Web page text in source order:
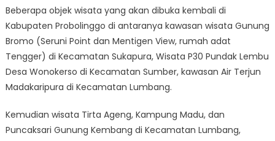
Beberapa objek wisata yang akan dibuka kembali di
Kabupaten Probolinggo di antaranya kawasan wisata Gunung
Bromo (Seruni Point dan Mentigen View, rumah adat
Tengger) di Kecamatan Sukapura, Wisata P30 Pundak Lembu
Desa Wonokerso di Kecamatan Sumber, kawasan Air Terjun
Madakaripura di Kecamatan Lumbang.
Kemudian wisata Tirta Ageng, Kampung Madu, dan
Puncaksari Gunung Kembang di Kecamatan Lumbang,